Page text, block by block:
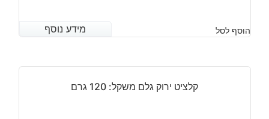
₪4,400.
₪3,900.
מידע נוסף הוסף לסל מידע נוסף
קלציט ירוק גלם משקל: 120 גרם